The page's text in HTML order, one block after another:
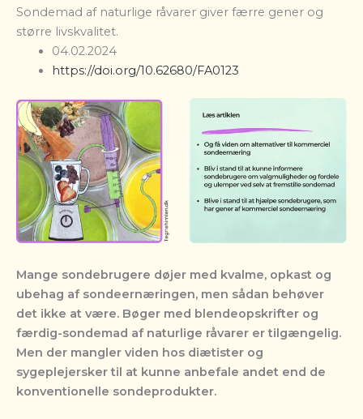
Sondemad af naturlige råvarer giver færre gener og
større livskvalitet.
04.02.2024
https://doi.org/10.62680/FA0123
Mange sondebrugere døjer med kvalme, opkast og
ubehag af sondeernæringen, men sådan behøver
det ikke at være. Bøger med blendeopskrifter og
færdig-sondemad af naturlige råvarer er tilgængelig.
Men der mangler viden hos diætister og
sygeplejersker til at kunne anbefale andet end de
konventionelle sondeprodukter.